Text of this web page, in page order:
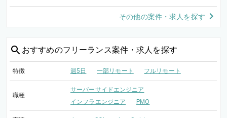
その他の案件・求人を探す
おすすめのフリーランス案件・求人を探す
特徴 週5日 一部リモート フルリモート
職種
サーバーサイドエンジニア
インフラエンジニア
PMO